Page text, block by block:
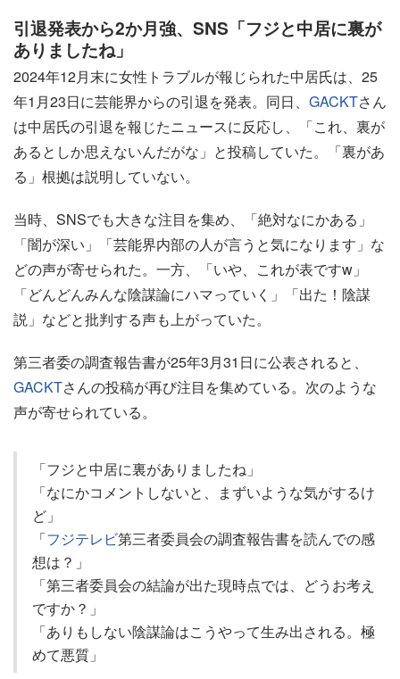
引退発表から2か月強、SNS「フジと中居に裏が
ありましたね」
2024年12月末に女性トラブルが報じられた中居氏は、25
年1月23日に芸能界からの引退を発表。同日、 GACKTさん
は中居氏の引退を報じたニュースに反応し、「これ、裏が
あるとしか思えないんだがな」と投稿していた。「裏があ
る」根拠は説明していない。
当時、SNSでも大きな注目を集め、「絶対なにかある」
「闇が深い」「芸能界内部の人が言うと気になります」な
どの声が寄せられた。一方、「いや、これが表ですw」
「どんどんみんな陰謀論にハマっていく」「出た！陰謀
説」などと批判する声も上がっていた。
第三者委の調査報告書が25年3月31日に公表されると、
GACKTさんの投稿が再び注目を集めている。次のような
声が寄せられている。
「フジと中居に裏がありましたね」
「なにかコメントしないと、まずいような気がするけ
ど」
「フジテレビ第三者委員会の調査報告書を読んでの感
想は？」
「第三者委員会の結論が出た現時点では、どうお考え
ですか？」
「ありもしない陰謀論はこうやって生み出される。極
めて悪質」